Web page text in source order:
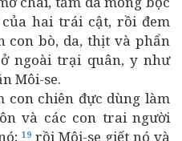
hai trái cật, rồi đem
con bò, da, thịt và phẩn
ngoài trại quân, y như
Môi-se.
con chiên đực dùng làm
và các con trai người
19 rồi Môi-se giết nó và